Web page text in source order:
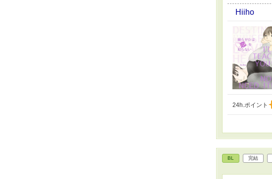
Hiiho
24h.ポイント
BL 完結